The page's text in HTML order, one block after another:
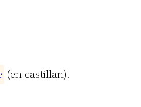
(en castillan).